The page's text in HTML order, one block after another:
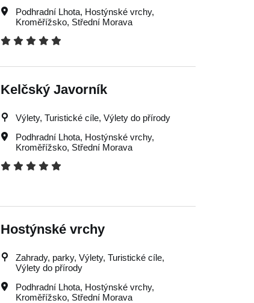
Podhradní Lhota, Hostýnské vrchy,
Kroměřížsko, Střední Morava
Kelčský Javorník
Výlety, Turistické cíle, Výlety do přírody
Podhradní Lhota, Hostýnské vrchy,
Kroměřížsko, Střední Morava
Hostýnské vrchy
Zahrady, parky, Výlety, Turistické cíle,
Výlety do přírody
Podhradní Lhota, Hostýnské vrchy,
Kroměřížsko, Střední Morava